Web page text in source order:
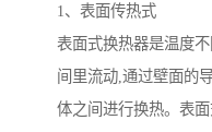
1、表面传热式
表面式换热器是温度
间里流动,通过壁面的
体之间进行换热。表